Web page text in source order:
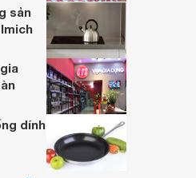
- Bình giữ nhiệt Zebra
- 650ML
275.000 đ
sản
dính